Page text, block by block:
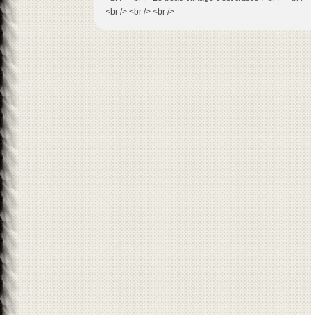
<br /> <br /> <br />